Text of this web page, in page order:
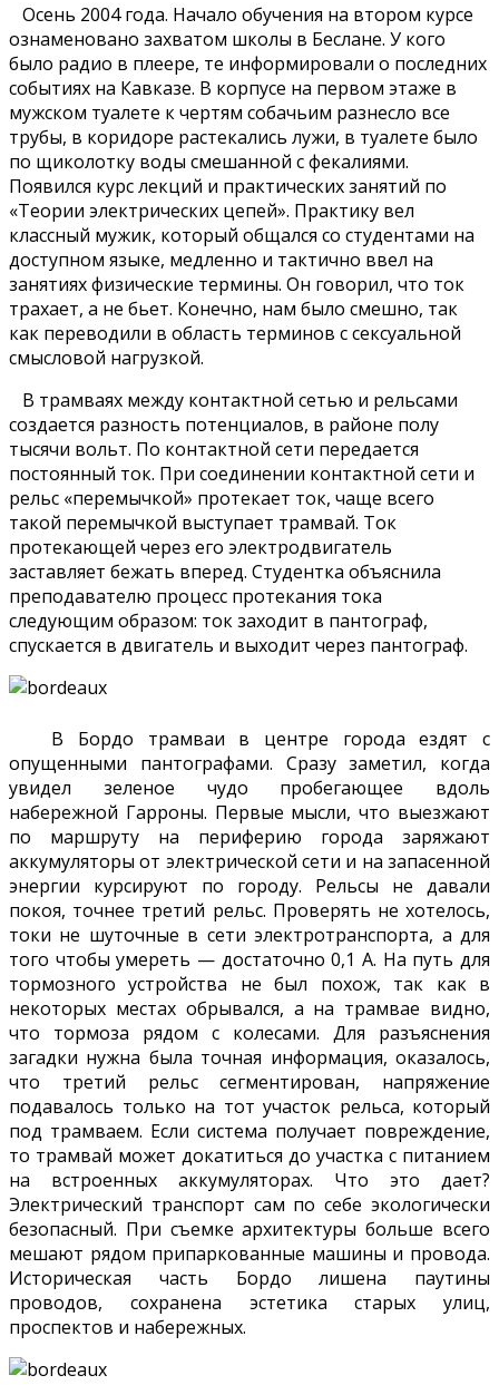
Осень 2004 года. Начало обучения на втором курсе
ознаменовано захватом школы в Беслане. У кого
было радио в плеере, те информировали о последних
событиях на Кавказе. В корпусе на первом этаже в
мужском туалете к чертям собачьим разнесло все
трубы, в коридоре растекались лужи, в туалете было
по щиколотку воды смешанной с фекалиями.
Появился курс лекций и практических занятий по
«Теории электрических цепей». Практику вел
классный мужик, который общался со студентами на
доступном языке, медленно и тактично ввел на
занятиях физические термины. Он говорил, что ток
трахает, а не бьет. Конечно, нам было смешно, так
как переводили в область терминов с сексуальной
смысловой нагрузкой.
В трамваях между контактной сетью и рельсами
создается разность потенциалов, в районе полу
тысячи вольт. По контактной сети передается
постоянный ток. При соединении контактной сети и
рельс «перемычкой» протекает ток, чаще всего
такой перемычкой выступает трамвай. Ток
протекающей через его электродвигатель
заставляет бежать вперед. Студентка объяснила
преподавателю процесс протекания тока
следующим образом: ток заходит в пантограф,
спускается в двигатель и выходит через пантограф.
В Бордо трамваи в центре города ездят с
опущенными пантографами. Сразу заметил, когда
увидел зеленое чудо пробегающее вдоль
набережной Гарроны. Первые мысли, что выезжают
по маршруту на периферию города заряжают
аккумуляторы от электрической сети и на запасенной
энергии курсируют по городу. Рельсы не давали
покоя, точнее третий рельс. Проверять не хотелось,
токи не шуточные в сети электротранспорта, а для
того чтобы умереть — достаточно 0,1 А. На путь для
тормозного устройства не был похож, так как в
некоторых местах обрывался, а на трамвае видно,
что тормоза рядом с колесами. Для разъяснения
загадки нужна была точная информация, оказалось,
что третий рельс сегментирован, напряжение
подавалось только на тот участок рельса, который
под трамваем. Если система получает повреждение,
то трамвай может докатиться до участка с питанием
на встроенных аккумуляторах. Что это дает?
Электрический транспорт сам по себе экологически
безопасный. При съемке архитектуры больше всего
мешают рядом припаркованные машины и провода.
Историческая часть Бордо лишена паутины
проводов, сохранена эстетика старых улиц,
проспектов и набережных.